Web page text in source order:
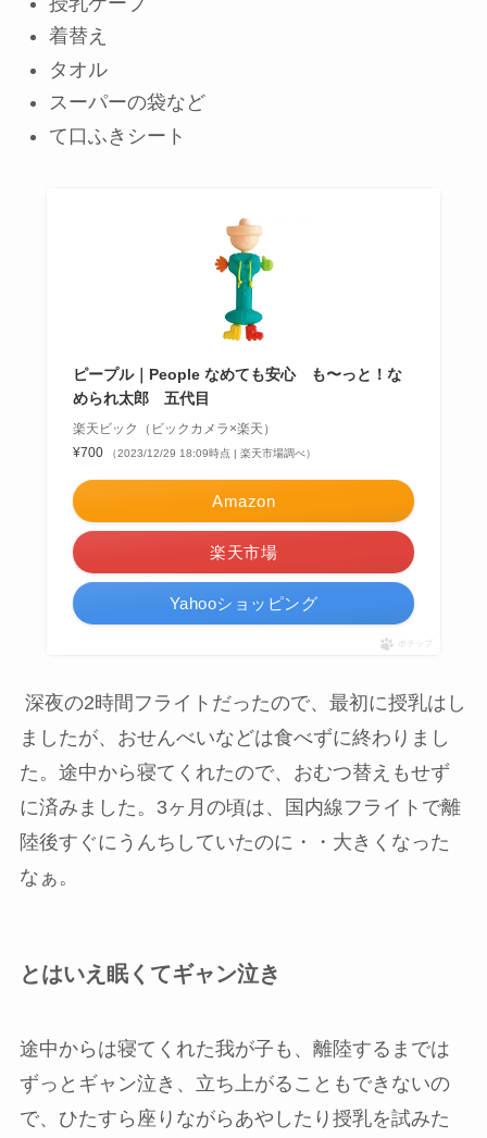
着替え
タオル
スーパーの袋など
て口ふきシート
ピープル｜People なめても安心 も〜っと！な
められ太郎 五代目
楽天ビック（ビックカメラ×楽天）
¥700
（2023/12/29 18:09時点 | 楽天市場調べ）
Amazon
楽天市場
Yahooショッピング
ポチップ
深夜の2時間フライトだったので、最初に授乳はし
ましたが、おせんべいなどは食べずに終わりまし
た。途中から寝てくれたので、おむつ替えもせず
に済みました。3ヶ月の頃は、国内線フライトで離
陸後すぐにうんちしていたのに・・大きくなった
なぁ。
とはいえ眠くてギャン泣き
途中からは寝てくれた我が子も、離陸するまでは
ずっとギャン泣き、立ち上がることもできないの
で、ひたすら座りながらあやしたり授乳を試みた